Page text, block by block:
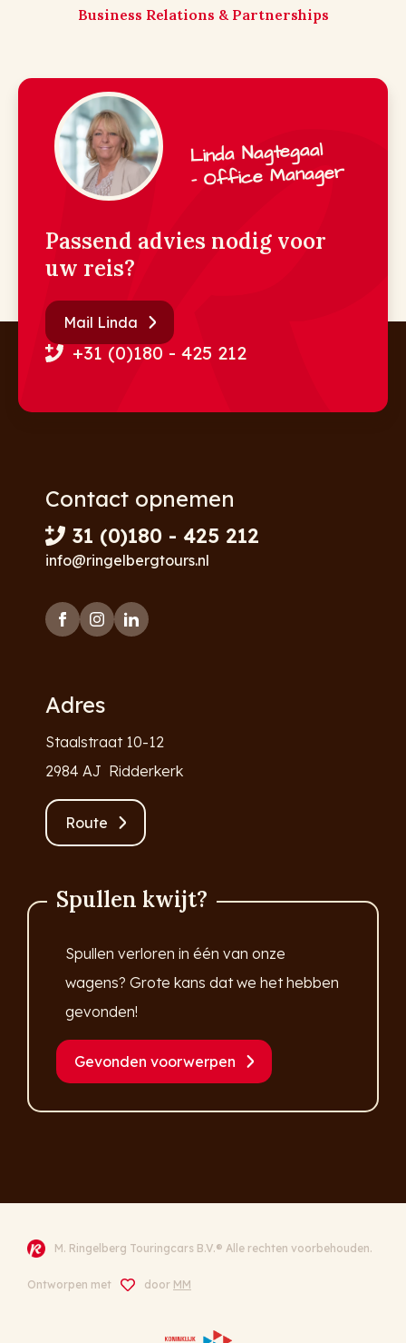
Linda Nagtegaal
- Office Manager
Passend advies nodig voor
uw reis?
Mail Linda
+31 (0)180 - 425 212
Contact opnemen
31 (0)180 - 425 212
info@ringelbergtours.nl
Adres
Staalstraat 10-12
2984 AJ Ridderkerk
Route
Spullen kwijt?
Spullen verloren in één van onze
wagens? Grote kans dat we het hebben
gevonden!
Gevonden voorwerpen
M. Ringelberg Touringcars B.V.® Alle rechten voorbehouden.
Ontworpen met door MM